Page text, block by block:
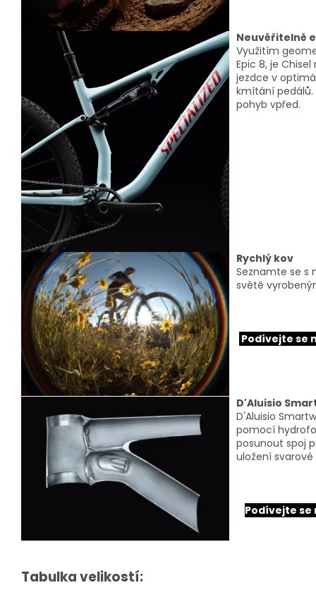
Neuvěřitelně
Využitím
Epic 8, je
jezdce v
kmítání
pohyb vpřed.
Rychlý kov
Seznamte se s
světě
Podívejte se
D'Aluisio
D'Aluisio
pomocí
posunout spoj
uložení svarové
Podívejte se
Tabulka velikostí: